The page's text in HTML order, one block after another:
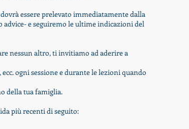
essere prelevato immediatamente dalla
advice- e seguiremo le ultime indicazioni del
nessun altro, ti invitiamo ad aderire a
ogni sessione e durante le lezioni quando
della tua famiglia.
più recenti di seguito: